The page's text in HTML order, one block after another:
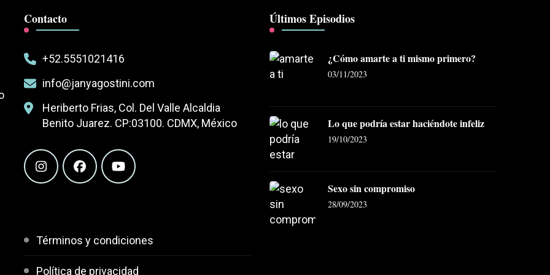
Contacto
+52.5551021416
info@janyagostini.com
Heriberto Frias, Col. Del Valle Alcaldia
Benito Juarez. CP:03100. CDMX, México
Términos y condiciones
Política de privacidad
Últimos Episodios
¿Cómo amarte a ti mismo primero?
03/11/2023
Lo que podría estar haciéndote infeliz
19/10/2023
Sexo sin compromiso
28/09/2023